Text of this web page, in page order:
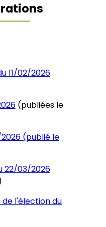
11/02/2026
(publiées le
(publié le
22/03/2026
l'élection du